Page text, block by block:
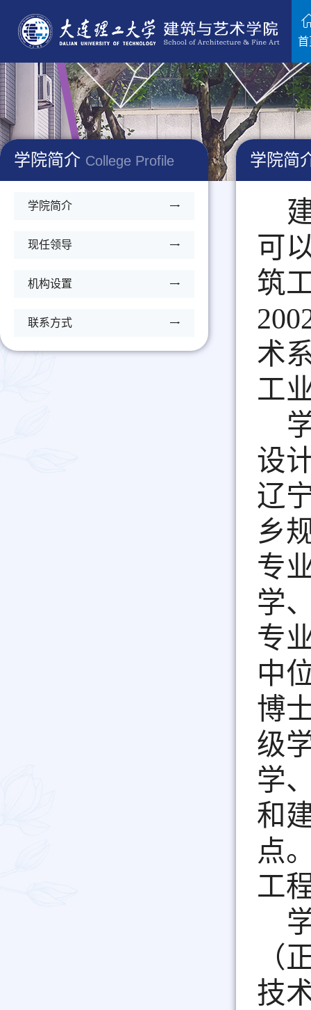
首
学院简介 College Profile
学院简介
现任领导
机构设置
联系方式
学院简
可
筑
术
工
设
辽
乡
专
学
专
中
博
级
学
和
点
工
（
技